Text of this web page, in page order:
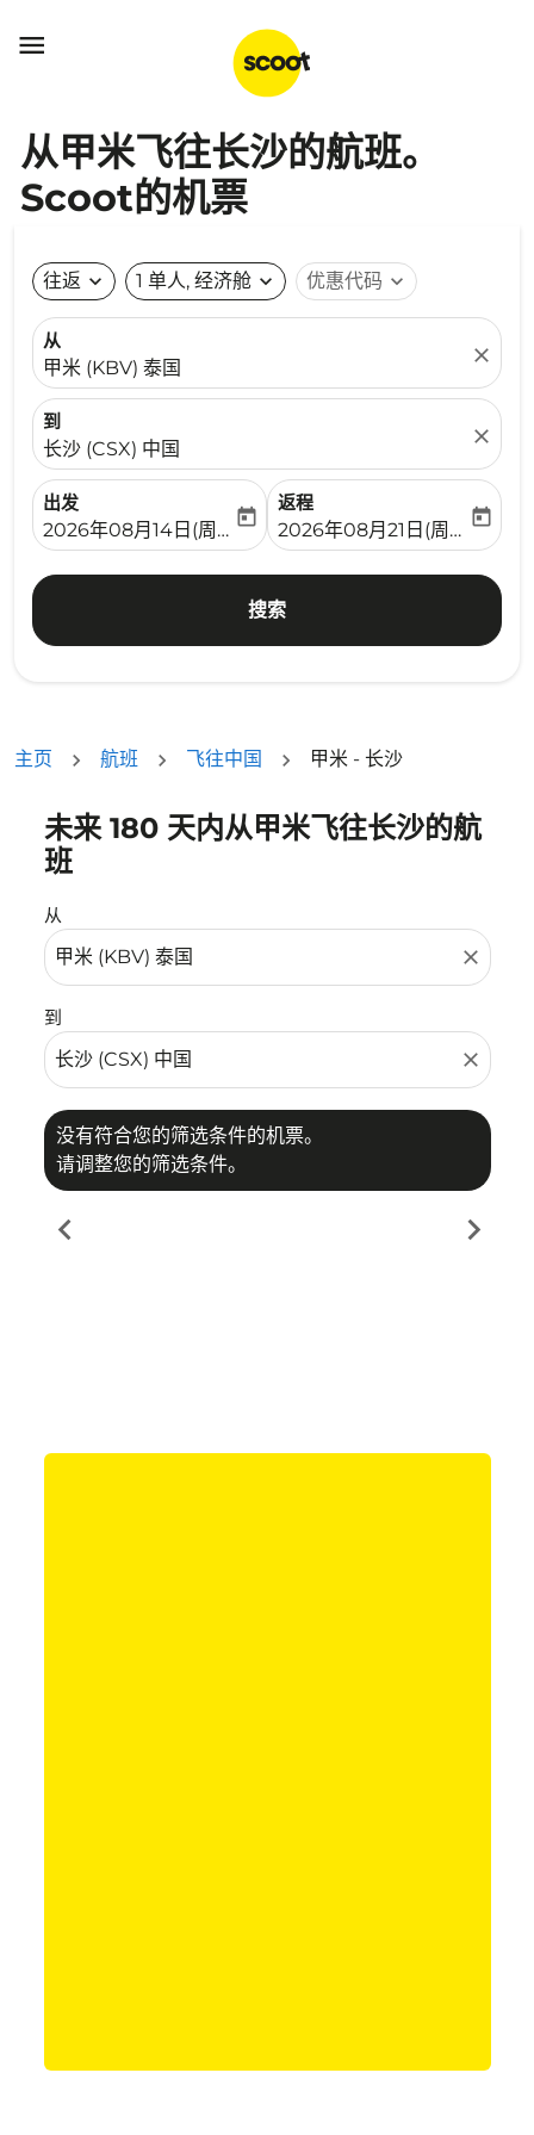

从甲米飞往长沙的航班。
Scoot的机票
往返 expand_more 1 单人, 经济舱 expand_more 优惠代码 expand_more
从
甲米 (KBV) 泰国
close
到
长沙 (CSX) 中国
close
出发
fc-booking-departure-date-aria-label
2026年08月14日(周五)
today
返程
fc-booking-return-date-
2026年08月21日(周五)
today
搜索
主页 航班 飞往中国 甲米 - 长沙
未来 180 天内从甲米飞往长沙的航
班
从
close
到
close
没有符合您的筛选条件的机票。
请调整您的筛选条件。
没有符合您的筛选条件的机票。请调整您的筛选条件。
chevron_left chevron_right